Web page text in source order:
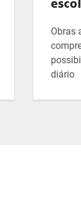
Obras
diário